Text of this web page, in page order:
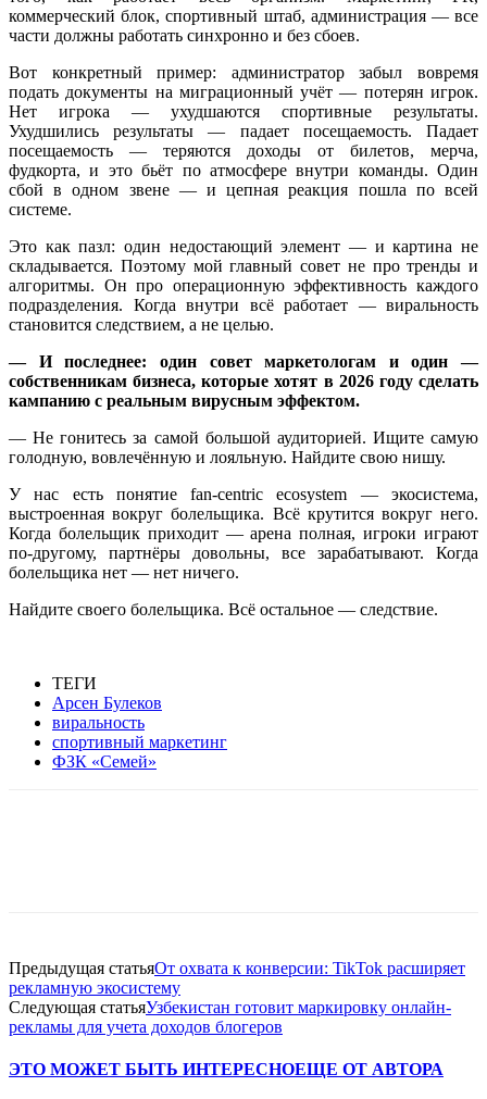
коммерческий блок, спортивный штаб, администрация — все
части должны работать синхронно и без сбоев.
Вот конкретный пример: администратор забыл вовремя
подать документы на миграционный учёт — потерян игрок.
Нет игрока — ухудшаются спортивные результаты.
Ухудшились результаты — падает посещаемость. Падает
посещаемость — теряются доходы от билетов, мерча,
фудкорта, и это бьёт по атмосфере внутри команды. Один
сбой в одном звене — и цепная реакция пошла по всей
системе.
Это как пазл: один недостающий элемент — и картина не
складывается. Поэтому мой главный совет не про тренды и
алгоритмы. Он про операционную эффективность каждого
подразделения. Когда внутри всё работает — виральность
становится следствием, а не целью.
— И последнее: один совет маркетологам и один —
собственникам бизнеса, которые хотят в 2026 году сделать
кампанию с реальным вирусным эффектом.
— Не гонитесь за самой большой аудиторией. Ищите самую
голодную, вовлечённую и лояльную. Найдите свою нишу.
У нас есть понятие fan-centric ecosystem — экосистема,
выстроенная вокруг болельщика. Всё крутится вокруг него.
Когда болельщик приходит — арена полная, игроки играют
по-другому, партнёры довольны, все зарабатывают. Когда
болельщика нет — нет ничего.
Найдите своего болельщика. Всё остальное — следствие.
ТЕГИ
Арсен Булеков
виральность
спортивный маркетинг
ФЗК «Семей»
Предыдущая статьяОт охвата к конверсии: TikTok расширяет
рекламную экосистему
Следующая статьяУзбекистан готовит маркировку онлайн-
рекламы для учета доходов блогеров
ЭТО МОЖЕТ БЫТЬ ИНТЕРЕСНОЕЩЕ ОТ АВТОРА